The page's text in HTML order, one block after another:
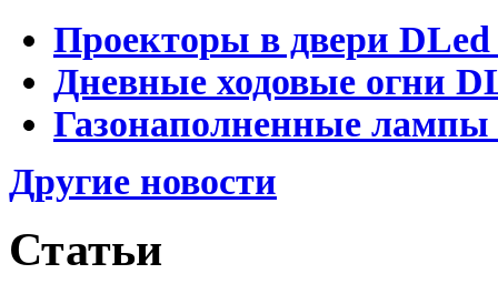
Проекторы в двери DLed
Дневные ходовые огни
Газонаполненные
Другие новости
Статьи